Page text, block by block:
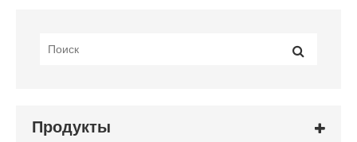
Продукты